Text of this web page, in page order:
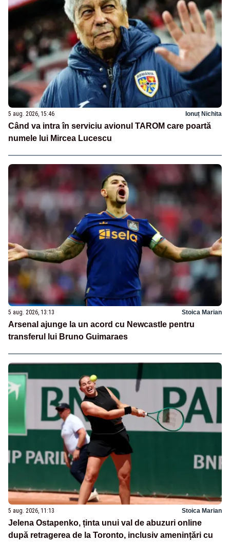
5 aug. 2026, 15:46 Ionuț Nichita
Când va intra în serviciu avionul TAROM care poartă
numele lui Mircea Lucescu
5 aug. 2026, 13:13 Stoica Marian
Arsenal ajunge la un acord cu Newcastle pentru
transferul lui Bruno Guimaraes
5 aug. 2026, 11:13 Stoica Marian
Jelena Ostapenko, ținta unui val de abuzuri online
după retragerea de la Toronto, inclusiv amenințări cu